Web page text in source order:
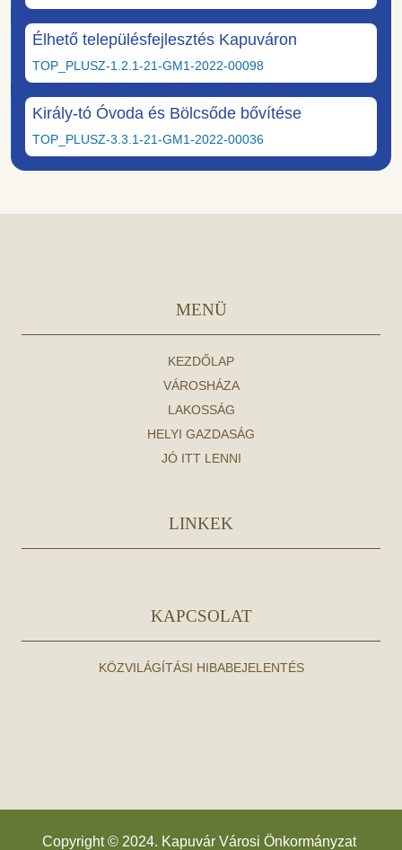
Élhető településfejlesztés Kapuváron
TOP_PLUSZ-1.2.1-21-GM1-2022-00098
Király-tó Óvoda és Bölcsőde bővítése
TOP_PLUSZ-3.3.1-21-GM1-2022-00036
MENÜ
KEZDŐLAP
VÁROSHÁZA
LAKOSSÁG
HELYI GAZDASÁG
JÓ ITT LENNI
LINKEK
KAPCSOLAT
KÖZVILÁGÍTÁSI HIBABEJELENTÉS
Copyright © 2024. Kapuvár Városi Önkormányzat